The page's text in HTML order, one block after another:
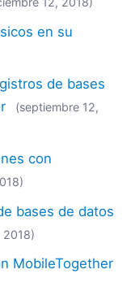
en su
de bases
(septiembre 12,
con
bases de datos
2018)
MobileTogether